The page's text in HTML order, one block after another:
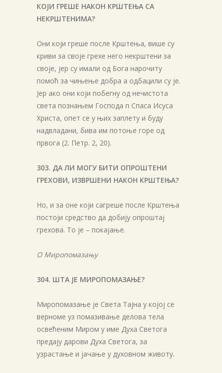
КОЈИ ГРЕШЕ НАКОН КРШТЕЊА СА
НЕКРШТЕНИМА?
Они који греше после Крштења, више су
криви за своје грехе него некрштени за
своје, јер су имали од Бога нарочиту
помоћ за чињење добра а одбацили су је.
Јер ако они који побегну од нечистота
света познањем Господа п Спаса Исуса
Христа, опет се у њих заплету и буду
надвладани, бива им потоње горе од
првога (2. Петр. 2, 20).
303. ДА ЛИ МОГУ БИТИ ОПРОШТЕНИ
ГРЕХОВИ, ИЗВРШЕНИ НАКОН КРШТЕЊА?
Но, и за оне који сагреше после Крштења
постоји средство да добију опроштај
грехова. То је – покајање.
О Миропомазању
304. ШТА ЈЕ МИРОПОМАЗАЊЕ?
Миропомазање је Света Тајна у којој се
верноме уз помазивање делова тела
освећеним Миром у име Духа Светога
предају дарови Духа Светога, за
узрастање и јачање у духовном животу.